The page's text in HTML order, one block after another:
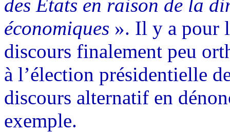
des Etats en raison de la
économiques ». Il y a pour
discours finalement peu
à l’élection présidentielle
discours alternatif en
exemple.